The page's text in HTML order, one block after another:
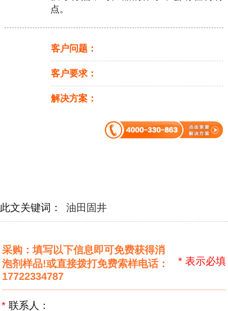
点。
客户问题：
客户要求：
解决方案：
此文关键词： 油田固井
* 表示必填
采购：填写以下信息即可免费获得消
泡剂样品!或直接拨打免费索样电话：
17722334787
* 联系人：